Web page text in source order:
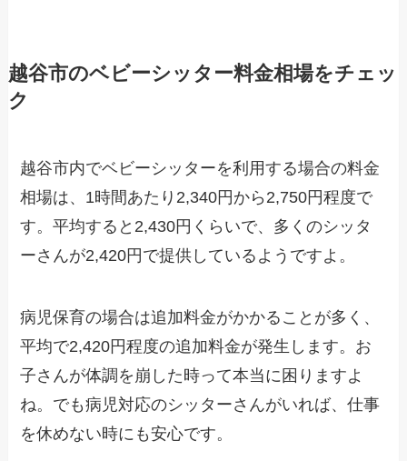
越谷市のベビーシッター料金相場をチェッ
ク
越谷市内でベビーシッターを利用する場合の料金
相場は、1時間あたり2,340円から2,750円程度で
す。平均すると2,430円くらいで、多くのシッタ
ーさんが2,420円で提供しているようですよ。
病児保育の場合は追加料金がかかることが多く、
平均で2,420円程度の追加料金が発生します。お
子さんが体調を崩した時って本当に困りますよ
ね。でも病児対応のシッターさんがいれば、仕事
を休めない時にも安心です。